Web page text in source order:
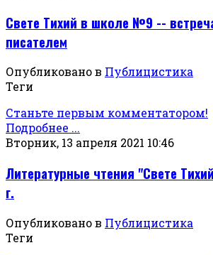
Свете Тихий в школе №9 --
писателем
Опубликовано в Публицистика
Теги
Станьте первым комментатором!
Подробнее ...
Вторник, 13 апреля 2021 10:46
Литературные чтения "Свете
г.
Опубликовано в Публицистика
Теги